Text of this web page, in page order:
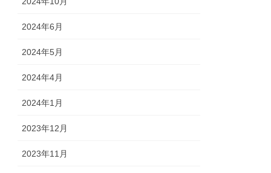
2024年6月
2024年5月
2024年4月
2024年1月
2023年12月
2023年11月